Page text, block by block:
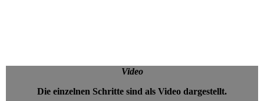
Video
Die einzelnen Schritte sind als Video dargestellt.